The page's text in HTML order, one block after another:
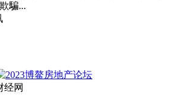
騙...
经网